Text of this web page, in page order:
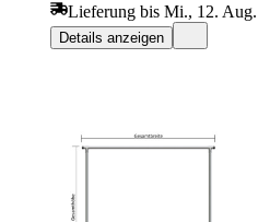
Lieferung bis Mi., 12. Aug.
Details anzeigen